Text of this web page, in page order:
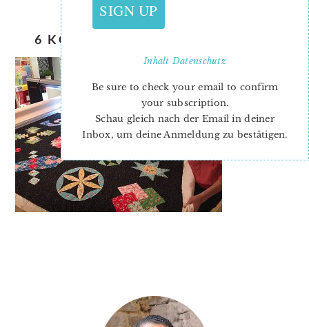
6 KOEPFE 12 BLOECKE – FINALE
SIGN UP
InhaltDatenschutz
Be sure to check your email to confirm
your subscription.
Schau gleich nach der Email in deiner
Inbox, um deine Anmeldung zu bestätigen.